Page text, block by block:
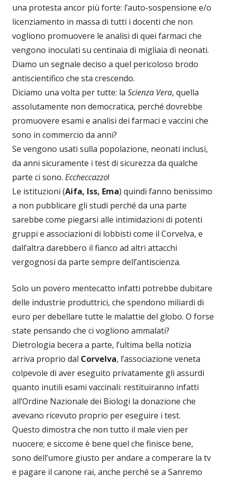
una protesta ancor più forte: l’auto-sospensione e/o
licenziamento in massa di tutti i docenti che non
vogliono promuovere le analisi di quei farmaci che
vengono inoculati su centinaia di migliaia di neonati.
Diamo un segnale deciso a quel pericoloso brodo
antiscientifico che sta crescendo.
Diciamo una volta per tutte: la Scienza Vera, quella
assolutamente non democratica, perché dovrebbe
promuovere esami e analisi dei farmaci e vaccini che
sono in commercio da anni?
Se vengono usati sulla popolazione, neonati inclusi,
da anni sicuramente i test di sicurezza da qualche
parte ci sono. Eccheccazzo!
Le istituzioni (Aifa, Iss, Ema) quindi fanno benissimo
a non pubblicare gli studi perché da una parte
sarebbe come piegarsi alle intimidazioni di potenti
gruppi e associazioni di lobbisti come il Corvelva, e
dall’altra darebbero il fianco ad altri attacchi
vergognosi da parte sempre dell’antiscienza.
Solo un povero mentecatto infatti potrebbe dubitare
delle industrie produttrici, che spendono miliardi di
euro per debellare tutte le malattie del globo. O forse
state pensando che ci vogliono ammalati?
Dietrologia becera a parte, l’ultima bella notizia
arriva proprio dal Corvelva, l’associazione veneta
colpevole di aver eseguito privatamente gli assurdi
quanto inutili esami vaccinali: restituiranno infatti
all’Ordine Nazionale dei Biologi la donazione che
avevano ricevuto proprio per eseguire i test.
Questo dimostra che non tutto il male vien per
nuocere; e siccome è bene quel che finisce bene,
sono dell’umore giusto per andare a comperare la tv
e pagare il canone rai, anche perché se a Sanremo